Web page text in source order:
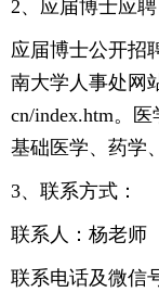
2、应届博士应聘
应届博士公开招
南大学人事处网
cn/index.htm。
基础医学、药学
3、联系方式：
联系人：杨老师
联系电话及微信